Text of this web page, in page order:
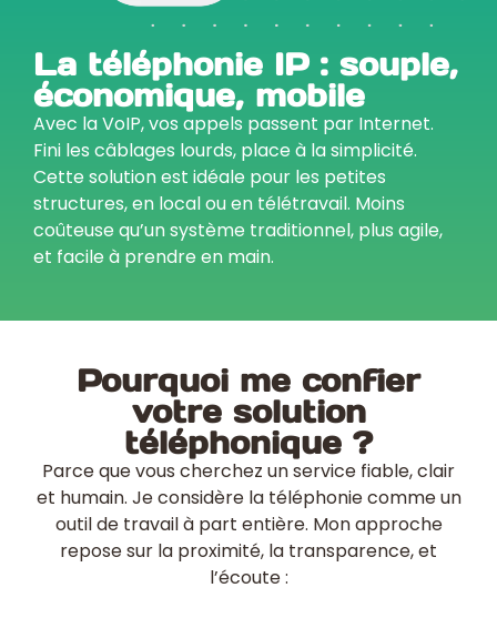
La téléphonie IP : souple,
économique, mobile
Avec la VoIP, vos appels passent par Internet.
Fini les câblages lourds, place à la simplicité.
Cette solution est idéale pour les petites
structures, en local ou en télétravail. Moins
coûteuse qu’un système traditionnel, plus agile,
et facile à prendre en main.
Pourquoi me confier
votre solution
téléphonique ?
Parce que vous cherchez un service fiable, clair
et humain. Je considère la téléphonie comme un
outil de travail à part entière. Mon approche
repose sur la proximité, la transparence, et
l’écoute :